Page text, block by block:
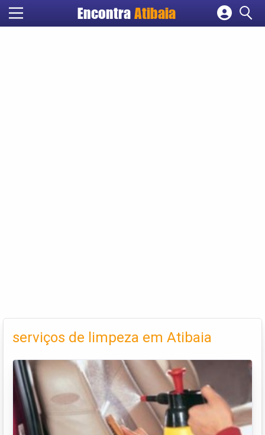
Encontra Atibaia
serviços de limpeza em Atibaia